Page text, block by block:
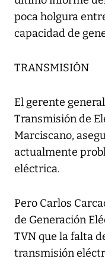
poca holgura
capacidad de
TRANSMISIÓN
El gerente
Transmisión de
Marciscano,
actualmente
eléctrica.
Pero Carlos
de Generación
TVN que la falta
transmisión